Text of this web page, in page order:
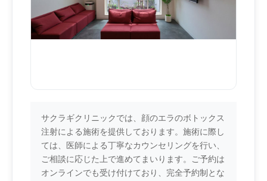
サクラギクリニックでは、顔のエラのボトックス
注射による施術を提供しております。施術に際し
ては、医師による丁寧なカウンセリングを行い、
ご相談に応じた上で進めてまいります。ご予約は
オンラインでも受け付けており、完全予約制とな